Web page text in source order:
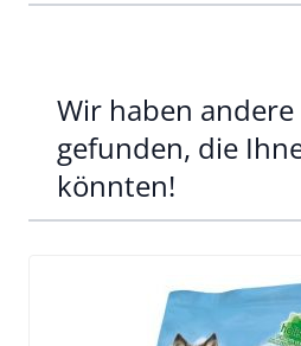
Wir haben
gefunden, die
könnten!